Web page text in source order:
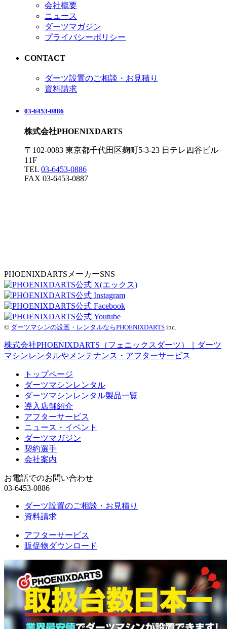
会社概要
ニュース
ダーツマガジン
プライバシーポリシー
CONTACT
ダーツ設置のご相談・お見積り
資料請求
03-6453-0886
株式会社PHOENIXDARTS
〒102-0083 東京都千代田区麹町5-3-23 日テレ四谷ビル
11F
TEL 03-6453-0886
FAX 03-6453-0887
PHOENIXDARTSメーカーSNS
© ダーツマシンの設置・レンタルならPHOENIXDARTS inc.
株式会社PHOENIXDARTS（フェニックスダーツ）｜ダーツ
マシンレンタルやメンテナンス・アフターサービス
トップページ
ダーツマシンレンタル
ダーツマシンレンタル製品一覧
導入店舗紹介
アフターサービス
ニュース・イベント
ダーツマガジン
契約選手
会社案内
お電話でのお問い合わせ
03-6453-0886
ダーツ設置のご相談・お見積り
資料請求
アフターサービス
販促物ダウンロード